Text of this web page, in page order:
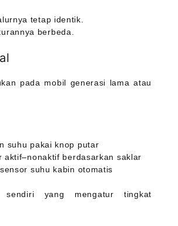
tetap identik.
berbeda.
pada mobil generasi lama atau
suhu pakai knop putar
aktif–nonaktif berdasarkan saklar
suhu kabin otomatis
sendiri yang mengatur tingkat